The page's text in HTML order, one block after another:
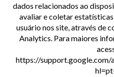
dados relacionados ao
avaliar e coletar
usuário nos site, através de
Analytics. Para maiores
https://support.google.com/